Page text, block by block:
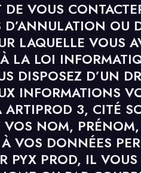
DE VOUS
D’ANNULATION OU
LAQUELLE VOUS
LA LOI
DISPOSEZ D’UN
INFORMATIONS
ARTIPROD 3, CITÉ
NOM, PRÉNOM,
VOS DONNÉES
PYX PROD, IL